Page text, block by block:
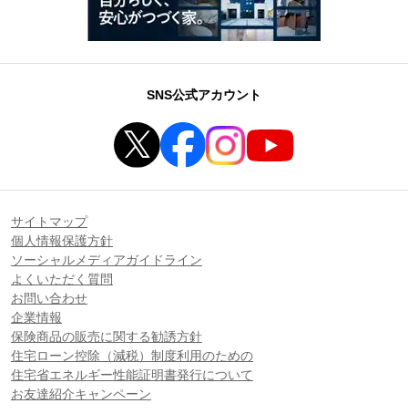
SNS公式アカウント
サイトマップ
個人情報保護方針
ソーシャルメディアガイドライン
よくいただく質問
お問い合わせ
企業情報
保険商品の販売に関する勧誘方針
住宅ローン控除（減税）制度利用のための
住宅省エネルギー性能証明書発行について
お友達紹介キャンペーン